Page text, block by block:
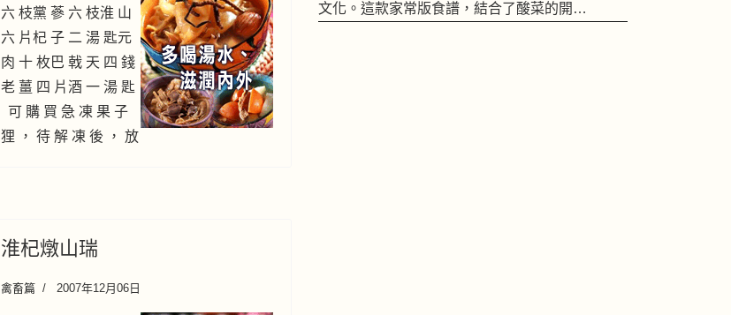
六 枝黨 蔘 六 枝淮 山
六 片杞 子 二 湯 匙元
肉 十 枚巴 戟 天 四 錢
老 薑 四 片酒 一 湯 匙
可 購 買 急 凍 果 子
狸 ， 待 解 凍 後 ， 放
淮杞燉山瑞
禽畜篇 2007年12月06日
文化。這款家常版食譜，結合了酸菜的開…